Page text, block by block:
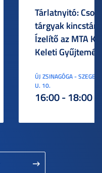
Tárlatnyitó:
tárgyak
Ízelítő az MTA
Keleti
ÚJ ZSINAGÓGA -
U. 10.
16:00 - 18:00